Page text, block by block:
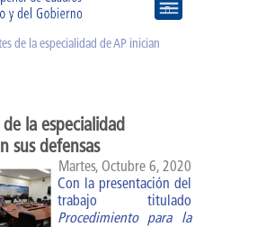
APyE
Cuadros |
Diplomados
Diplomado AP
Diplomado DGE
de la especialidad de AP inician
de la especialidad
sus defensas
Martes, Octubre 6, 2020
Con la presentación del
trabajo titulado
Procedimiento para la